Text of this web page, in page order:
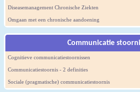
Diseasemanagement Chronische Ziekten
Omgaan met een chronische aandoening
Communicatie
Cognitieve communicatiestoornissen
Communicatiestoornis - 2 definities
Sociale (pragmatische) communicatiestoornis